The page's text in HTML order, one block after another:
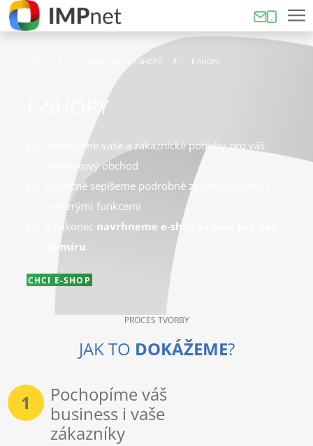
TVORBA WEBŮ A E-SHOPŮ E-SHOPY
E-SHOPY
Pochopíme vaše a zákaznické potřeby pro váš
internetový obchod
Společně sepíšeme podrobné zadání projektu s
veškerými funkcemi
A nakonec navrhneme e-shop přesně pro vás
na míru
CHCI E-SHOP
PROCES TVORBY
JAK TO DOKÁŽEME?
1
Pochopíme váš
business i vaše
zákazníky